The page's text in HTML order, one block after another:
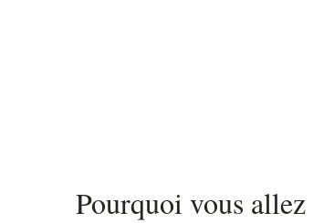
Pourquoi vous